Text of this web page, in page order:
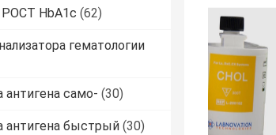
HbA1c (62)
гематологии
антигена само- (30)
антигена быстрый (30)